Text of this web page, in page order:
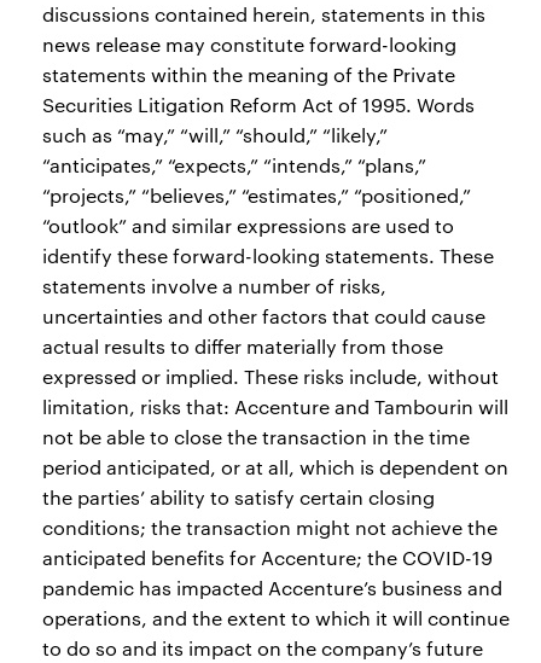
discussions contained herein, statements in this
news release may constitute forward-looking
statements within the meaning of the Private
Securities Litigation Reform Act of 1995. Words
such as “may,” “will,” “should,” “likely,”
“anticipates,” “expects,” “intends,” “plans,”
“projects,” “believes,” “estimates,” “positioned,”
“outlook” and similar expressions are used to
identify these forward-looking statements. These
statements involve a number of risks,
uncertainties and other factors that could cause
actual results to differ materially from those
expressed or implied. These risks include, without
limitation, risks that: Accenture and Tambourin will
not be able to close the transaction in the time
period anticipated, or at all, which is dependent on
the parties’ ability to satisfy certain closing
conditions; the transaction might not achieve the
anticipated benefits for Accenture; the COVID-19
pandemic has impacted Accenture’s business and
operations, and the extent to which it will continue
to do so and its impact on the company’s future